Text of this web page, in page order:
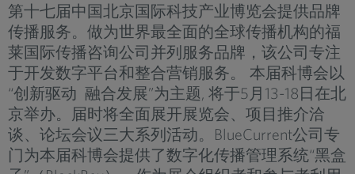
第十七届中国北京国际科技产业博览会提供品牌
传播服务。做为世界最全面的全球传播机构的福
莱国际传播咨询公司并列服务品牌，该公司专注
于开发数字平台和整合营销服务。 本届科博会以
“创新驱动 融合发展”为主题, 将于5月13-18日在北
京举办。届时将全面展开展览会、项目推介洽
谈、论坛会议三大系列活动。BlueCurrent公司专
门为本届科博会提供了数字化传播管理系统“黑盒